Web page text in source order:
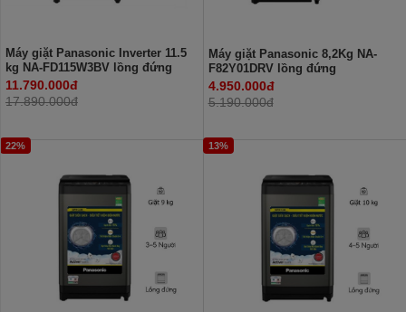
Máy giặt Panasonic Inverter 11.5
kg NA-FD115W3BV lồng đứng
11.790.000đ
17.890.000đ
Máy giặt Panasonic 8,2Kg NA-
F82Y01DRV lồng đứng
4.950.000đ
5.190.000đ
22% 13%